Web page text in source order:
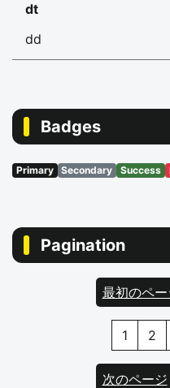
dt
dd
Badges
Primary Secondary Success
Pagination
最初のペー
1 2
次のページ